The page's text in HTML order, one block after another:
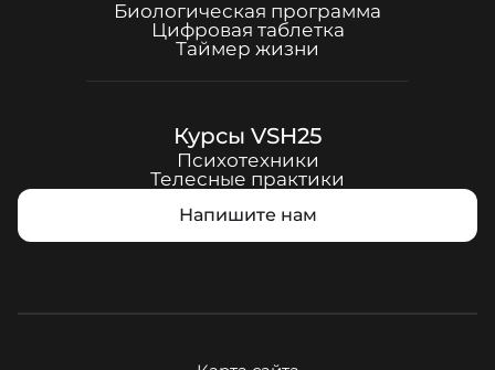
Биологическая программа
Цифровая таблетка
Таймер жизни
Курсы VSH25
Психотехники
Телесные практики
Напишите нам